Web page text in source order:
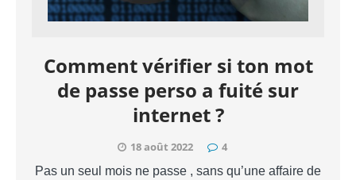
Comment vérifier si ton mot
de passe perso a fuité sur
internet ?
18 août 2022 4
Pas un seul mois ne passe , sans qu’une affaire de